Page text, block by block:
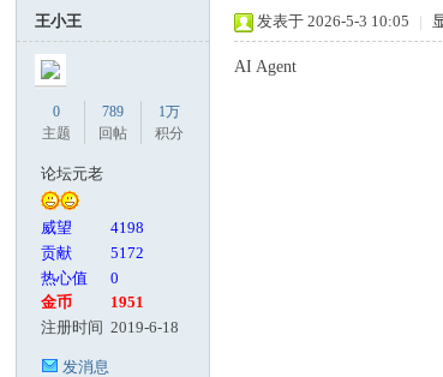
王小王
0
主题
789
回帖
1万
积分
论坛元老
威望
4198
贡献
5172
热心值
0
金币
1951
注册时间 2019-6-18
发消息
发表于 2026-5-3 10:05 |
AI Agent